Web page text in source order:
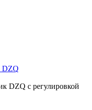
DZQ
DZQ с регулировкой